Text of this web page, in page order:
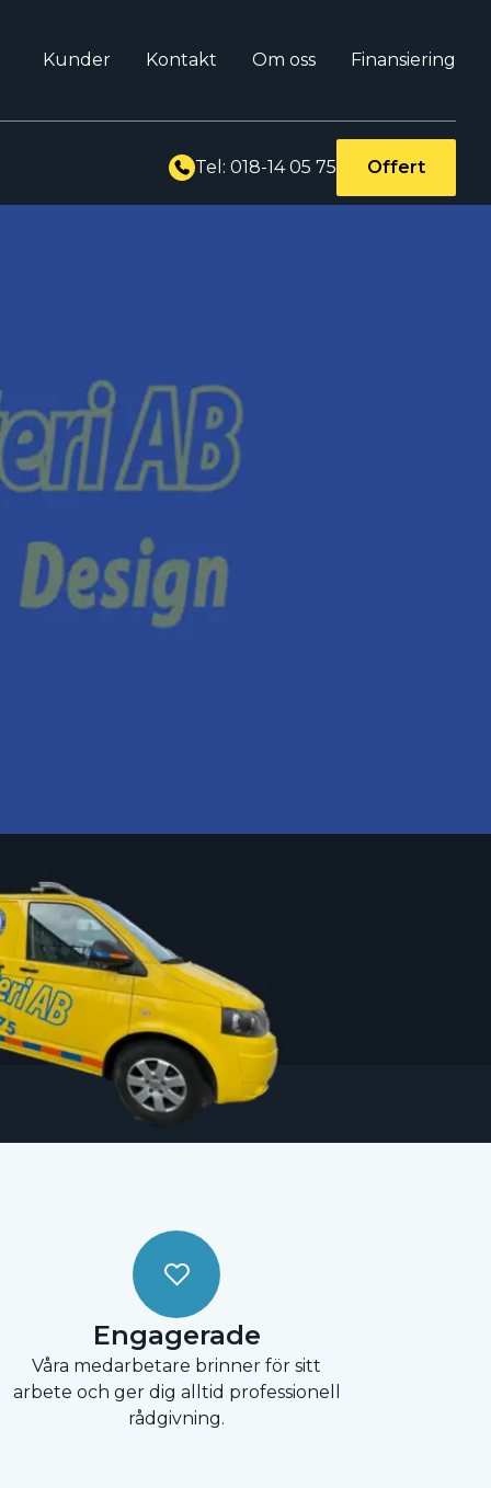
Kunder Kontakt Om oss Finansiering
Tel: 018-14 05 75 Offert
Engagerade
Våra medarbetare brinner för sitt
arbete och ger dig alltid professionell
rådgivning.